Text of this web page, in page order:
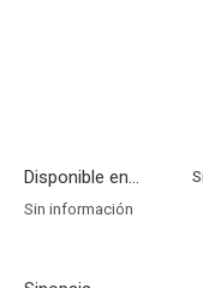
Disponible en...
Sin información